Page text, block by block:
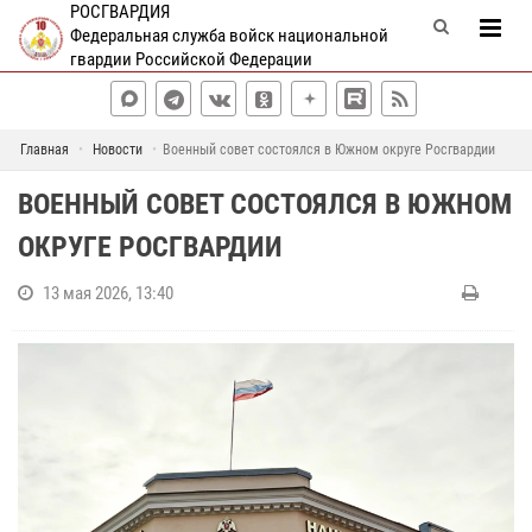
РОСГВАРДИЯ
Федеральная служба войск национальной
гвардии Российской Федерации
Главная Новости Военный совет состоялся в Южном округе Росгвардии
ВОЕННЫЙ СОВЕТ СОСТОЯЛСЯ В ЮЖНОМ
ОКРУГЕ РОСГВАРДИИ
13 мая 2026, 13:40